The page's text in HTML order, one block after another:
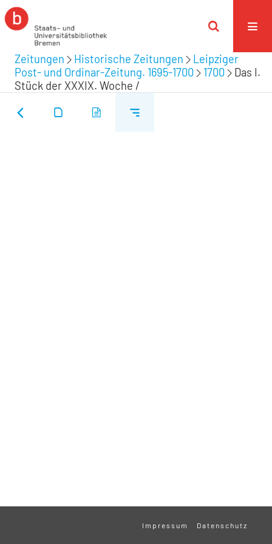
Zeitungen Historische Zeitungen
Leipziger
Post- und Ordinar-Zeitung. 1695-1700
1700
Das I.
Stück der XXXIX. Woche /
Impressum Datenschutz